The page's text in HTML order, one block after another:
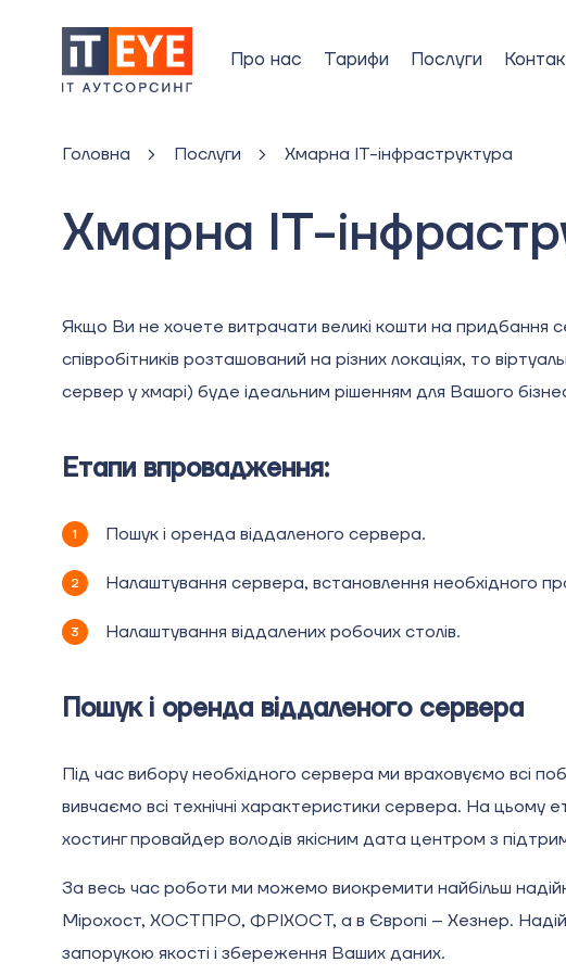
Про нас Тарифи Послуги
Головна Послуги Хмарна IT-інфраструктура
Хмарна IT-
Якщо Ви не хочете витрачати великі кошти на придбання
співробітників розташований на різних локаціях, то
сервер у хмарі) буде ідеальним рішенням для Вашого
Етапи впровадження:
Пошук і оренда віддаленого сервера.
Налаштування сервера, встановлення необхідного
Налаштування віддалених робочих столів.
Пошук і оренда віддаленого сервера
Під час вибору необхідного сервера ми враховуємо всі
вивчаємо всі технічні характеристики сервера. На цьому
хостинг провайдер володів якісним дата центром з
За весь час роботи ми можемо виокремити найбільш
Мірохост, ХОСТПРО, ФРІХОСТ, а в Європі – Хезнер.
запорукою якості і збереження Ваших даних.